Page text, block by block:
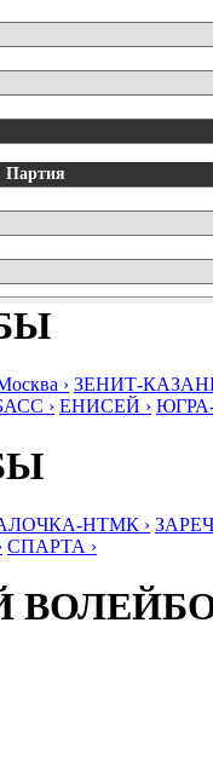
Партия
› ЗЕНИТ-
› ЕНИСЕЙ ›
НТМК ›
СПАРТА ›